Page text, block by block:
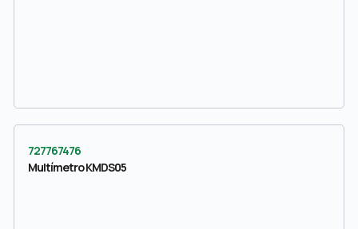
727767476
Multímetro KMDS05